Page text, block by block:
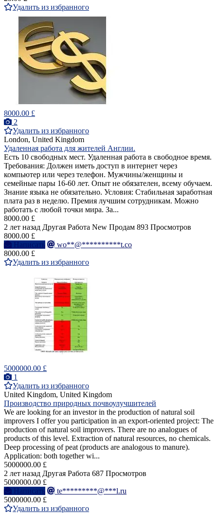
Удалить из избранного
8000.00 £
2
Удалить из избранного
London, United Kingdom
Удаленная работа для жителей Англии.
Есть 10 свободных мест. Удаленная работа в свободное время.
Требования: Должен иметь доступ в интернет через
компьютер или через телефон. Мужчины/женщины и
семейные пары 16-60 лет. Опыт не обязателен, всему обучаем.
Знание языка не обязательно. Условия: Стабильная заработная
плата раз в неделю. Премия лучшим сотрудникам. Можно
работать с любой точки мира. За...
8000.00 £
2 лет назад Другая Работа New Продам 893 Просмотров
8000.00 £
Написать
wo**@**********t.co
8000.00 £
Удалить из избранного
5000000.00 £
1
Удалить из избранного
United Kingdom, United Kingdom
Производство природных почвоулучшителей
We are looking for an investor in the production of natural soil
improvers I offer you participation in an export-oriented project: The
production of natural soil improvers. There are no analogues of
products of this level. Extraction of natural resources, no chemicals.
Deep processing of peat (products are analogous to manure).
Application: both together wi...
5000000.00 £
2 лет назад Другая Работа 687 Просмотров
5000000.00 £
Написать
te*********@***l.ru
5000000.00 £
Удалить из избранного